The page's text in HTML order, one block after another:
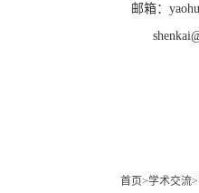
邮箱：
shenkai
首页>学术交流>